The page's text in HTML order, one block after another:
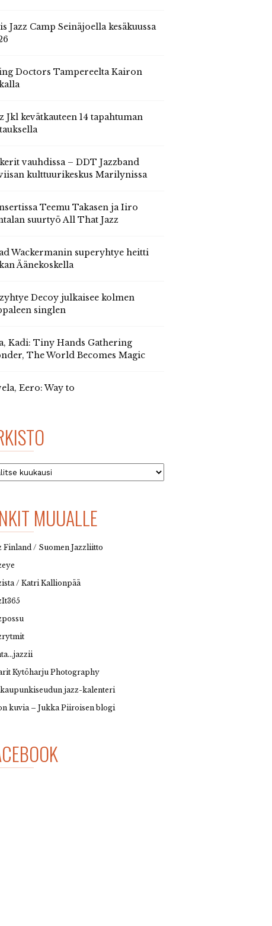
Jazz Camp Seinäjoella kesäkuussa
Doctors Tampereelta Kairon
Jkl kevätkauteen 14 tapahtuman
vauhdissa – DDT Jazzband
kulttuurikeskus Marilynissa
Teemu Takasen ja Iiro
suurtyö All That Jazz
Wackermanin superyhtye heitti
Äänekoskella
Decoy julkaisee kolmen
singlen
Kadi: Tiny Hands Gathering
The World Becomes Magic
Eero: Way to
MUUALLE
Finland / Suomen Jazzliitto
/ Katri Kallionpää
Kytöharju Photography
jazz-kalenteri
kuvia – Jukka Piiroisen blogi